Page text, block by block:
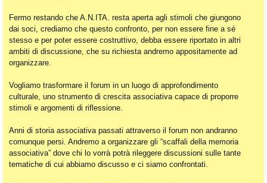
Fermo restando che A.N.ITA. resta aperta agli stimoli che giungono
dai soci, crediamo che questo confronto, per non essere fine a sé
stesso e per poter essere costruttivo, debba essere riportato in altri
ambiti di discussione, che su richiesta andremo appositamente ad
organizzare.
Vogliamo trasformare il forum in un luogo di approfondimento
culturale, uno strumento di crescita associativa capace di proporre
stimoli e argomenti di riflessione.
Anni di storia associativa passati attraverso il forum non andranno
comunque persi. Andremo a organizzare gli “scaffali della memoria
associativa” dove chi lo vorrà potrà rileggere discussioni sulle tante
tematiche di cui abbiamo discusso e ci siamo confrontati.